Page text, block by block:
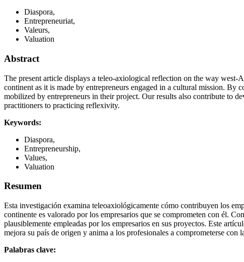
Diaspora,
Entrepreneuriat,
Valeurs,
Valuation
Abstract
The present article displays a teleo-axiological reflection on the way
continent as it is made by entrepreneurs engaged in a cultural mission. By
mobilized by entrepreneurs in their project. Our results also contribute to
practitioners to practicing reflexivity.
Keywords:
Diaspora,
Entrepreneurship,
Values,
Valuation
Resumen
Esta investigación examina teleoaxiológicamente cómo contribuyen los
continente es valorado por los empresarios que se comprometen con él.
plausiblemente empleadas por los empresarios en sus proyectos. Este
mejora su país de origen y anima a los profesionales a comprometerse con
Palabras clave: